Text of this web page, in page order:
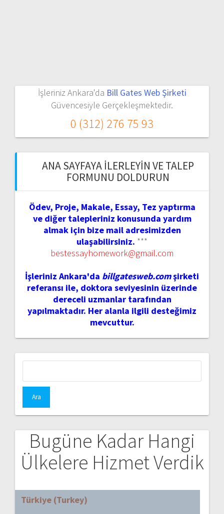
İşleriniz Ankara'da Bill Gates Web Şirketi
Güvencesiyle Gerçekleşmektedir.
0 (312) 276 75 93
ANA SAYFAYA İLERLEYIN VE TALEP
FORMUNU DOLDURUN
Ödev, Proje, Makale, Essay, Tez yaptırma
ve diğer talepleriniz konusunda yardım
almak için bize mail adresimizden
ulaşabilirsiniz. ***
bestessayhomework@gmail.com
İşleriniz Ankara'da billgatesweb.comşirketi
referansı ile, doktora seviyesinin üzerinde
dereceli uzmanlar tarafından
yapılmaktadır. Her alanla ilgili desteğimiz
mevcuttur.
Bugüne Kadar Hangi
Ülkelere Hizmet Verdik
Türkiye (Turkey)